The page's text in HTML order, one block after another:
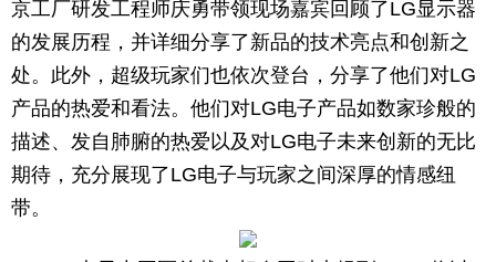
京工厂研发工程师庆勇带领现场嘉宾回顾了LG显示器
的发展历程，并详细分享了新品的技术亮点和创新之
处。此外，超级玩家们也依次登台，分享了他们对LG
产品的热爱和看法。他们对LG电子产品如数家珍般的
描述、发自肺腑的热爱以及对LG电子未来创新的无比
期待，充分展现了LG电子与玩家之间深厚的情感纽
带。